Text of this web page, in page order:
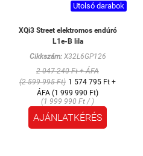
Utolsó darabok
XQi3 Street elektromos endúró
L1e-B lila
Cikkszám:X32L6GP126
2 047 240 Ft + ÁFA
(2 599 995 Ft) 1 574 795 Ft +
ÁFA (1 999 990 Ft)
(1 999 990 Ft / )
AJÁNLATKÉRÉS